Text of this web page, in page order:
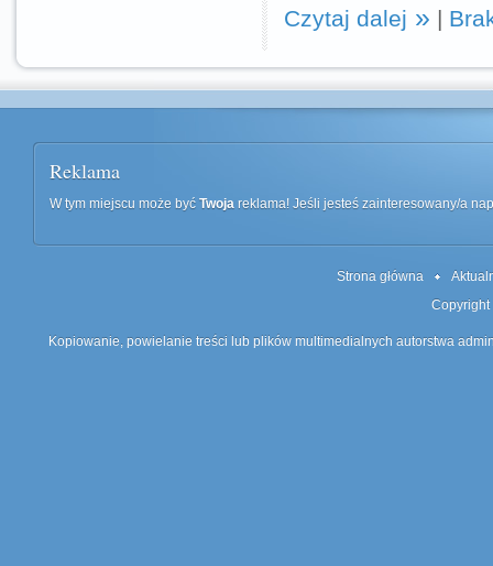
Czytaj dalej |
Reklama
W tym miejscu może być Twoja reklama! Jeśli jesteś zainteresowany/a
Strona główna
Kopiowanie, powielanie treści lub plików multimedialnych autorstwa